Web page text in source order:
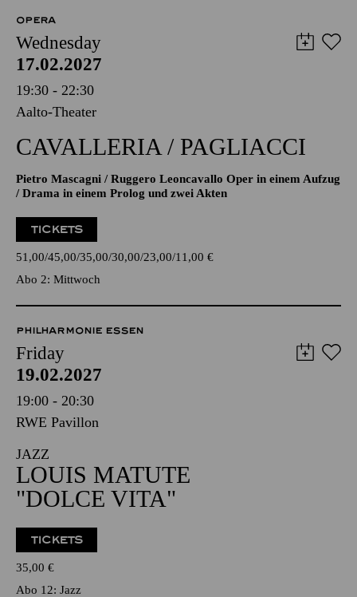
OPERA
Wednesday
17.02.2027
19:30 - 22:30
Aalto-Theater
CAVALLERIA / PAGLIACCI
Pietro Mascagni / Ruggero Leoncavallo Oper in einem Aufzug
/ Drama in einem Prolog und zwei Akten
TICKETS
51,00 45,00 35,00 30,00 23,00 11,00 €
Abo 2: Mittwoch
PHILHARMONIE ESSEN
Friday
19.02.2027
19:00 - 20:30
RWE Pavillon
JAZZ
LOUIS MATUTE
"DOLCE VITA"
TICKETS
35,00 €
Abo 12: Jazz